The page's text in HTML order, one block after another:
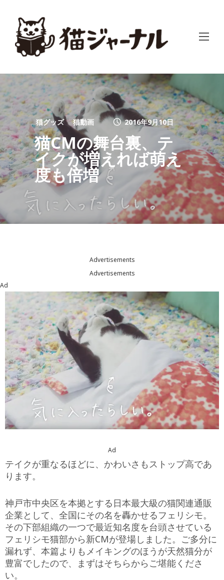
猫グッズ 猫動画 2016年9月10日
猫CMの舞台裏、テ
イクが増えれば萌え
度も倍増
Advertisements
Advertisements
Ad
Ad
テイクが重なるほどに、かわいさもストップ高であ
ります。
神戸市中央区を本拠とする日本最大級の猫関連通販
企業として、全国にその名を轟かせるフェリシモ。
その下部組織の一つで最近知名度を台頭させている
フェリシモ猫部から新CMが登場しました。ご多分に
漏れず、本篇よりもメイキングのほうが天然猫分が
豊富でしたので、まずはそちらからご堪能くださ
い。